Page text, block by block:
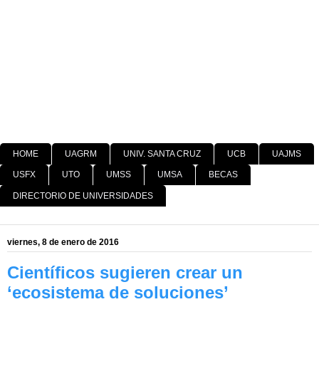
HOME UAGRM UNIV. SANTA CRUZ UCB UAJMS
USFX UTO UMSS UMSA BECAS
DIRECTORIO DE UNIVERSIDADES
viernes, 8 de enero de 2016
Científicos sugieren crear un
‘ecosistema de soluciones’